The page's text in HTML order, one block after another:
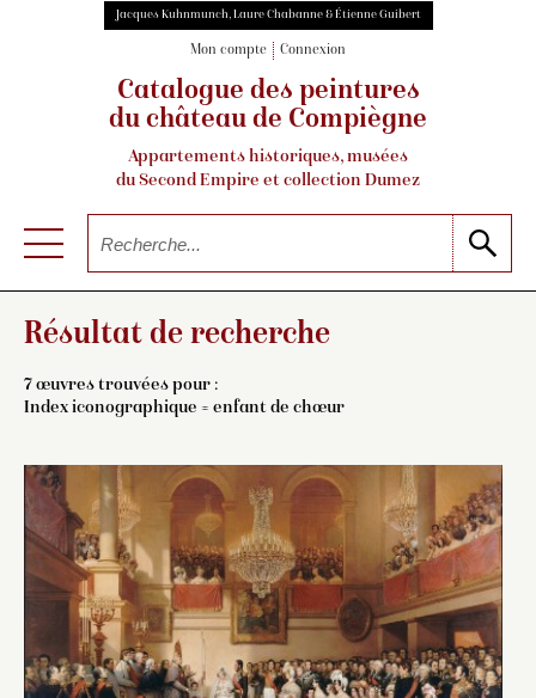
Jacques Kuhnmunch, Laure Chabanne & Étienne Guibert
Mon compte Connexion
Catalogue des peintures
du château de Compiègne
Appartements historiques, musées
du Second Empire et collection Dumez
Résultat de recherche
7 œuvres trouvées pour :
Index iconographique = enfant de chœur